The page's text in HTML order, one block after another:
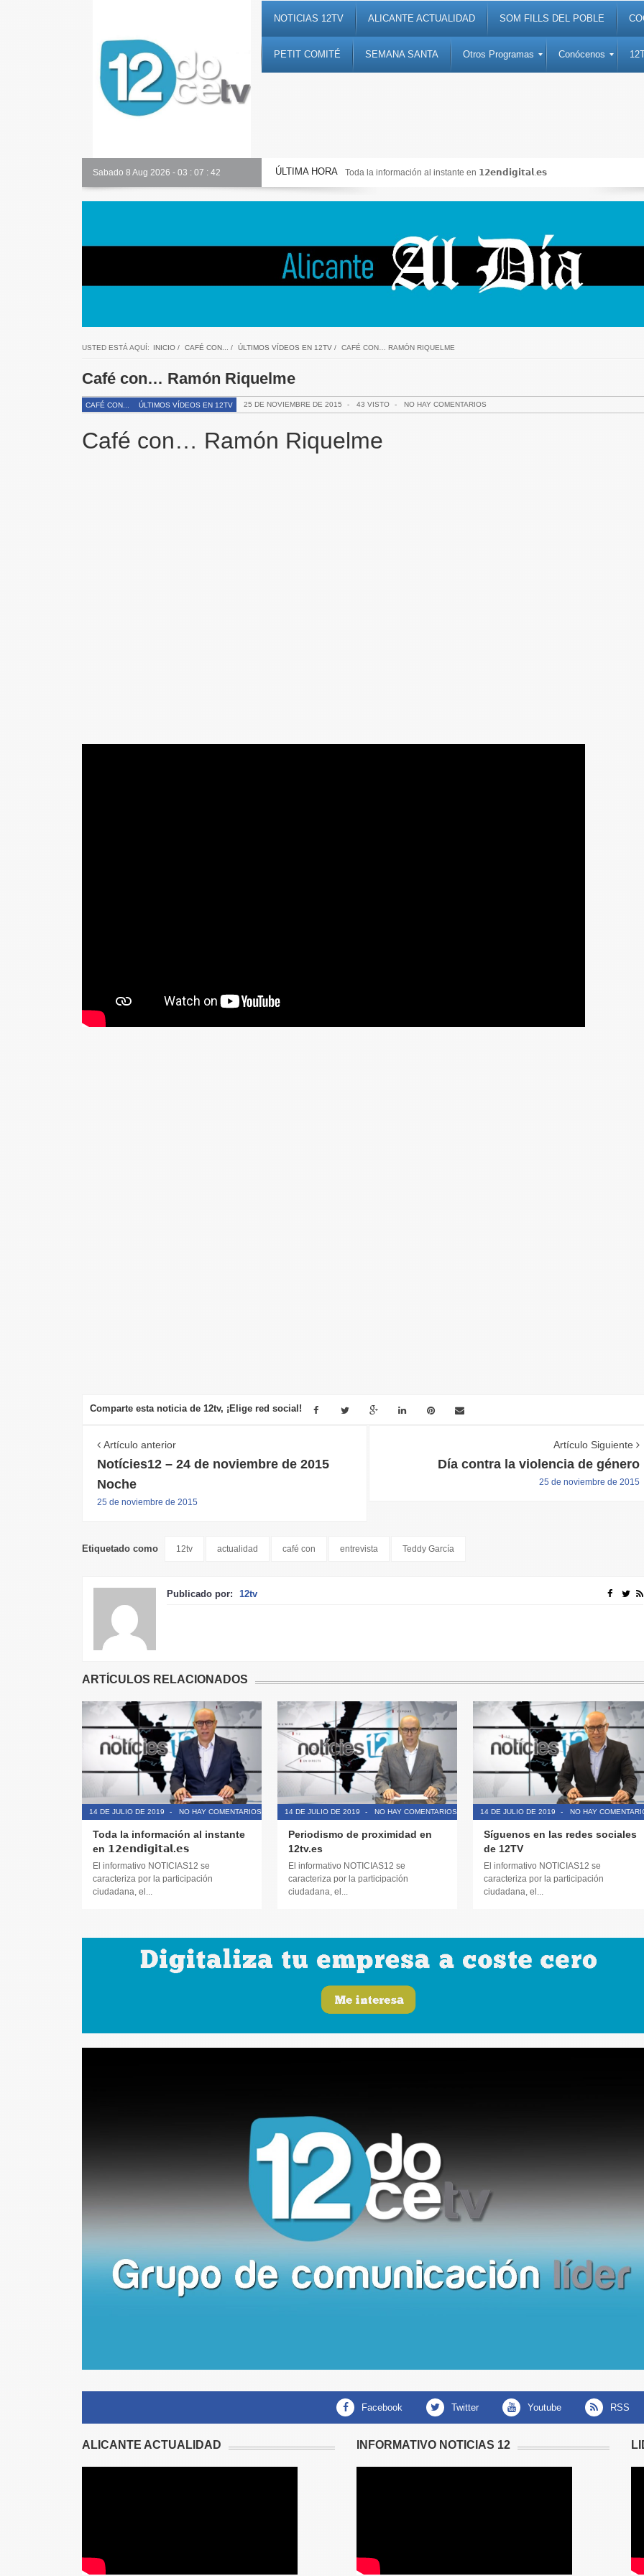
NOTICIAS 12TV ALICANTE ACTUALIDAD SOM FILLS DEL POBLE
PETIT COMITÉ SEMANA SANTA Otros Programas Conócenos
Sabado 8 Aug 2026 - 03 : 07 : 43 ÚLTIMA HORA
Alicante Actualidad Toda la información al instante en 𝟭𝟮𝗲𝗻𝗱𝗶𝗴𝗶𝘁𝗮𝗹.𝗲𝘀
USTED ESTÁ AQUÍ: INICIO/ CAFÉ CON... / ÚLTIMOS VÍDEOS EN 12TV/ CAFÉ CON… RAMÓN RIQUELME
Café con… Ramón Riquelme
CAFÉ CON... ÚLTIMOS VÍDEOS EN 12TV 25 DE NOVIEMBRE DE 2015 - 43 VISTO - NO HAY COMENTARIOS
Café con… Ramón Riquelme
Comparte esta noticia de 12tv, ¡Elige red social!
Artículo anterior
Notícies12 – 24 de noviembre de 2015
Noche
25 de noviembre de 2015
Artículo Siguiente
Día contra la violencia de género
25 de noviembre de 2015
Etiquetado como 12tv actualidad café con entrevista Teddy García
Publicado por: 12tv
ARTÍCULOS RELACIONADOS
14 DE JULIO DE 2019 - NO HAY COMENTARIOS
Toda la información al instante
en 𝟭𝟮𝗲𝗻𝗱𝗶𝗴𝗶𝘁𝗮𝗹.𝗲𝘀
El informativo NOTICIAS12 se
caracteriza por la participación
ciudadana, el...
14 DE JULIO DE 2019 - NO HAY COMENTARIOS
Periodismo de proximidad en
12tv.es
El informativo NOTICIAS12 se
caracteriza por la participación
ciudadana, el...
14 DE JULIO DE 2019 - NO HAY
Síguenos en las redes sociales
de 12TV
El informativo NOTICIAS12 se
caracteriza por la participación
ciudadana, el...
facebook twitter youtube RSS
ALICANTE ACTUALIDAD INFORMATIVO NOTICIAS 12